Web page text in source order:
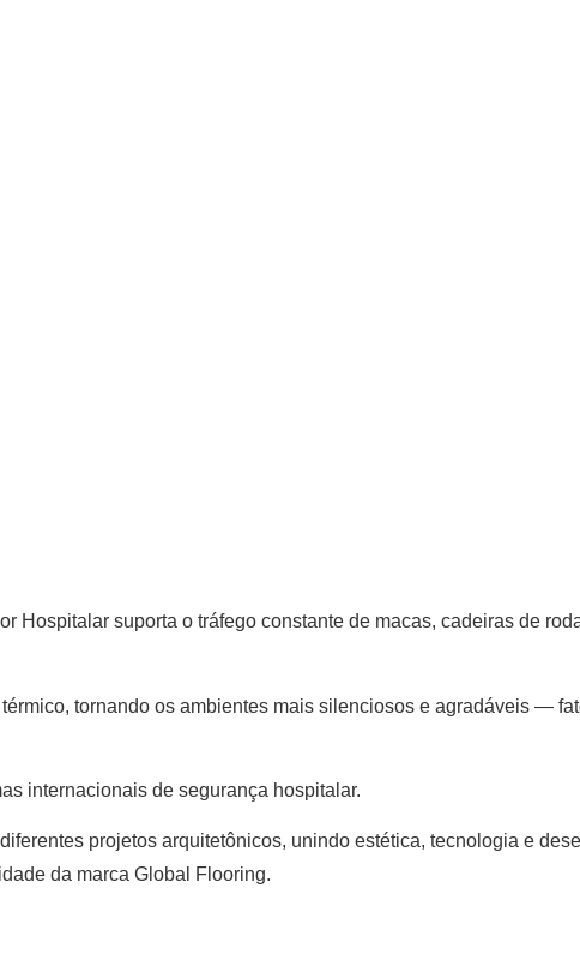
suporta o tráfego constante de macas, cadeiras de
tornando os ambientes mais silenciosos e agradáveis —
internacionais de segurança hospitalar.
projetos arquitetônicos, unindo estética, tecnologia e
da marca Global Flooring.